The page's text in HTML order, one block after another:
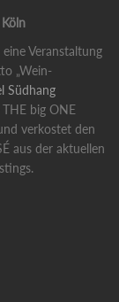
Veranstaltung
„Wein-
Südhang
big ONE
verkostet den
aus der aktuellen